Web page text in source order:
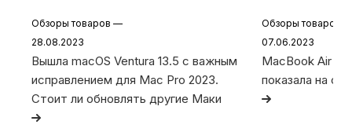
Обзоры товаров —
28.08.2023
Вышла macOS Ventura 13.5 с важным
исправлением для Mac Pro 2023.
Стоит ли обновлять другие Маки
Обзоры товаров
07.06.2023
MacBook Air 15
показала на